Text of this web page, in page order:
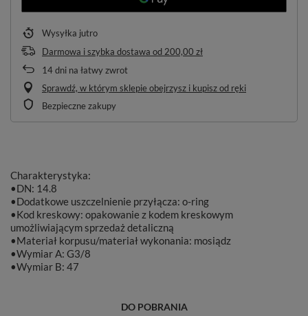
Wysyłka jutro
Darmowa i szybka dostawa od 200,00 zł
14dni na łatwy zwrot
Sprawdź, w którym sklepie obejrzysz i kupisz od ręki
Bezpieczne zakupy
Charakterystyka:
•DN: 14.8
•Dodatkowe uszczelnienie przyłącza: o-ring
•Kod kreskowy: opakowanie z kodem kreskowym
umożliwiającym sprzedaż detaliczną
•Materiał korpusu/materiał wykonania: mosiądz
•Wymiar A: G3/8
•Wymiar B: 47
DO POBRANIA